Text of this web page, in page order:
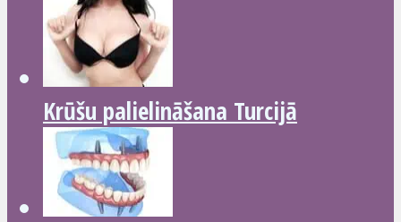
Krūšu palielināšana Turcijā